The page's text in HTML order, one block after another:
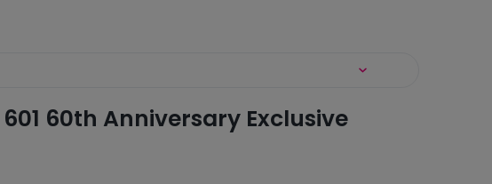
60th Anniversary Exclusive